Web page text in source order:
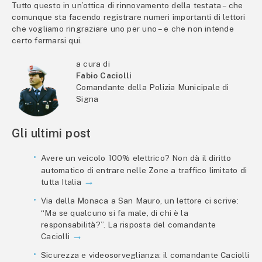
Tutto questo in un’ottica di rinnovamento della testata – che
comunque sta facendo registrare numeri importanti di lettori
che vogliamo ringraziare uno per uno – e che non intende
certo fermarsi qui.
a cura di
Fabio Caciolli
Comandante della Polizia Municipale di
Signa
Gli ultimi post
Avere un veicolo 100% elettrico? Non dà il diritto
automatico di entrare nelle Zone a traffico limitato di
tutta Italia
Via della Monaca a San Mauro, un lettore ci scrive:
“Ma se qualcuno si fa male, di chi è la
responsabilità?”. La risposta del comandante
Caciolli
Sicurezza e videosorveglianza: il comandante Caciolli